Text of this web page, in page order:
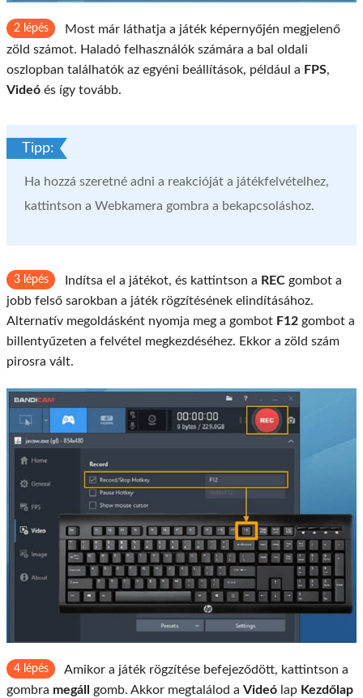
2 lépés
Most már láthatja a játék képernyőjén megjelenő
zöld számot. Haladó felhasználók számára a bal oldali
oszlopban találhatók az egyéni beállítások, például a FPS,
Videó és így tovább.
Tipp:
Ha hozzá szeretné adni a reakcióját a játékfelvételhez,
kattintson a Webkamera gombra a bekapcsoláshoz.
3 lépés Indítsa el a játékot, és kattintson a REC gombot a
jobb felső sarokban a játék rögzítésének elindításához.
Alternatív megoldásként nyomja meg a gombot F12 gombot a
billentyűzeten a felvétel megkezdéséhez. Ekkor a zöld szám
pirosra vált.
4 lépés
Amikor a játék rögzítése befejeződött, kattintson a
gombra megáll gomb. Akkor megtalálod a Videó lap Kezdőlap